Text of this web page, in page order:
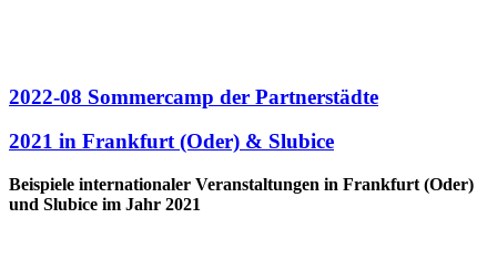
2022-08 Sommercamp der Partnerstädte
2021 in Frankfurt (Oder) & Slubice
Beispiele internationaler Veranstaltungen in Frankfurt (Oder)
und Slubice im Jahr 2021